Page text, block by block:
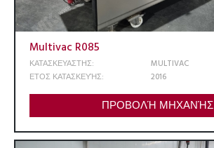
Multivac R085
ΚΑΤΑΣΚΕΥΑΣΤΗΣ:
MULTIVAC
ΕΤΟΣ ΚΑΤΑΣΚΕΥΉΣ:
2016
ΠΡΟΒΟΛΉ ΜΗΧΑΝΉΣ